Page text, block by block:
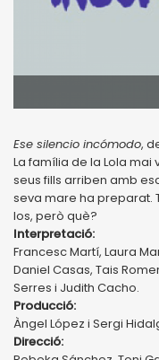
Ese silencio incómodo,
La família de la Lola mai
seus fills arriben amb
seva mare ha preparat.
los, però què?
Interpretació:
Francesc Martí, Laura
Daniel Casas, Tais
Serres i Judith Cacho.
Producció:
Àngel López i Sergi
Direcció: